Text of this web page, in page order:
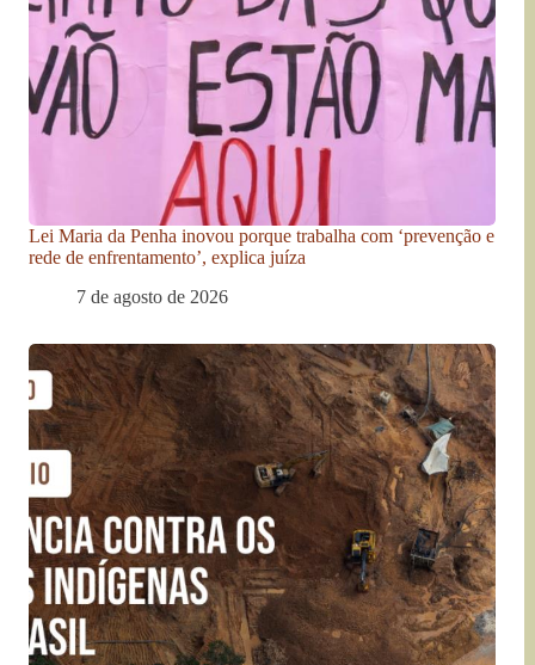
Lei Maria da Penha inovou porque trabalha com ‘prevenção e
rede de enfrentamento’, explica juíza
7 de agosto de 2026